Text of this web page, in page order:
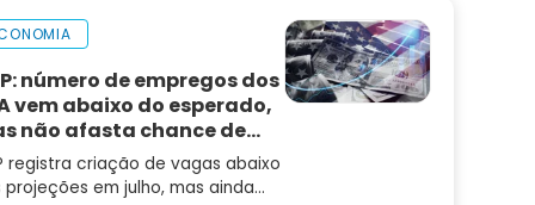
número de empregos dos
vem abaixo do esperado,
não afasta chance de
de juros
registra criação de vagas abaixo
projeções em julho, mas ainda